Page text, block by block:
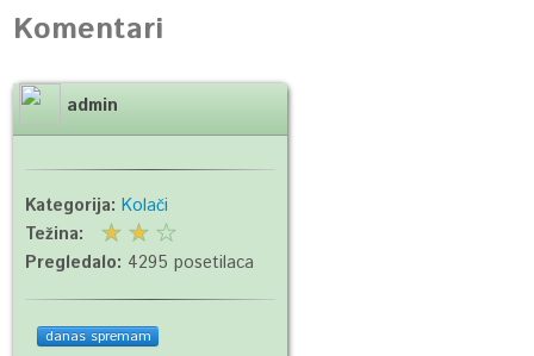
Komentari
admin
Kategorija:Kolači
Težina:
Pregledalo: 4295 posetilaca
danas spremam